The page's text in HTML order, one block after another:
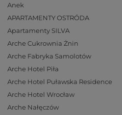
Anek
APARTAMENTY OSTRÓDA
Apartamenty SILVA
Arche Cukrownia Żnin
Arche Fabryka Samolotów
Arche Hotel Piła
Arche Hotel Puławska Residence
Arche Hotel Wrocław
Arche Nałęczów